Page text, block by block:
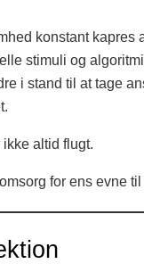
konstant kapres
stimuli og
i stand til at tage
altid flugt.
for ens evne